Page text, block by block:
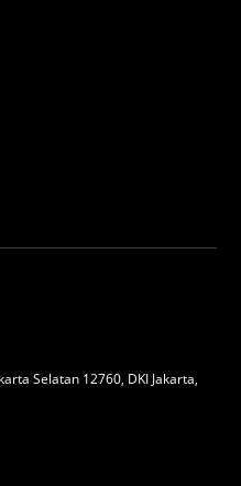
Selatan 12760, DKI Jakarta,